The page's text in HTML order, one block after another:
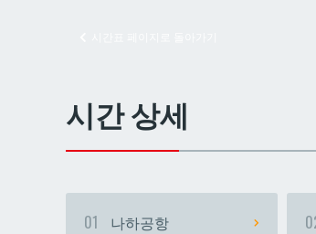
시간 상세
01 나하공항